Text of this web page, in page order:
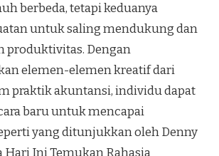
berbeda, tetapi keduanya
untuk saling mendukung dan
produktivitas. Dengan
elemen-elemen kreatif dari
praktik akuntansi, individu dapat
baru untuk mencapai
yang ditunjukkan oleh Denny
Hari Ini Temukan Rahasia